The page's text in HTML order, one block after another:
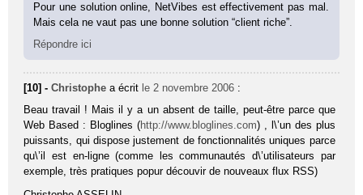
Pour une solution online, NetVibes est effectivement pas mal.
Mais cela ne vaut pas une bonne solution “client riche”.
Répondre ici
[10] -Christophe a écrit le 2 novembre 2006 :
Beau travail ! Mais il y a un absent de taille, peut-être parce que
Web Based : Bloglines (http://www.bloglines.com) , l\’un des plus
puissants, qui dispose justement de fonctionnalités uniques parce
qu\’il est en-ligne (comme les communautés d\’utilisateurs par
exemple, très pratiques popur découvir de nouveaux flux RSS)